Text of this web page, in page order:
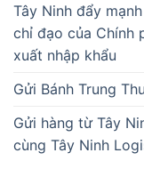
Tây Ninh đẩy
chỉ đạo của Chính
xuất nhập khẩu
Gửi Bánh Trung
Gửi hàng từ Tây
cùng Tây Ninh